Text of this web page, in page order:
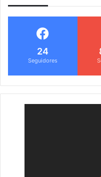
24
Seguidores